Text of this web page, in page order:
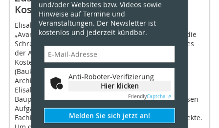
Kostenkennwerte
Elisabeth Nürnberger konnte mit Unterstützung von
„Avanti“ bereits sehr früh eine Kostenschätzung für die
Schreinerhalle der Berufsschule Cham machen, wie es
der Auftraggeber forderte. Häufig nutzt sie dazu die
Kostenkennwerte des BKI
(Baukosteninformationszentrum Deutscher
Architektenkammern). Bei diesem Projekt jedoch gab
Elisabeth Nürnberger die selbst abgerechneten
Baupreise und Ausschreibungstexte an das BKI. Dessen
Aufgabe ist das Erarbeiten und Bereitstellen von
Fachinformationen auf Basis abgerechneter Bauprojekte.
und/oder Websites bzw. Videos sowie
Hinweise auf Termine und
Veranstaltungen. Der Newsletter ist
kostenlos und jederzeit kündbar.
Anti-Roboter-Verifizierung
Hier klicken
FriendlyCaptcha ⇗
Melden Sie sich jetzt an!